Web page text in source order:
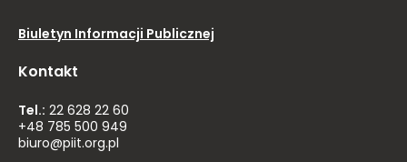
Biuletyn Informacji Publicznej
Kontakt
Tel.: 22 628 22 60
+48 785 500 949
biuro@piit.org.pl